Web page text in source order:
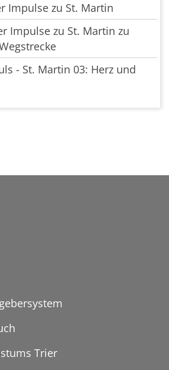
Impulse zu St. Martin
Impulse zu St. Martin zu
- St. Martin 03: Herz und
Trier